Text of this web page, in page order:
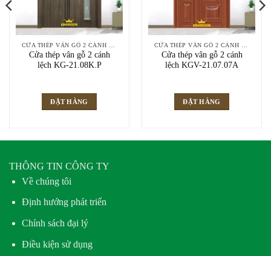
Cửa thép vân gỗ 2 cánh
lệch KG-21.08K.P
ĐẶT HÀNG
Cửa thép vân gỗ 2 cánh
lệch KGV-21.07.07A
ĐẶT HÀNG
THÔNG TIN CÔNG TY
Về chúng tôi
Định hướng phát triển
Chính sách đại lý
Điều kiện sử dụng